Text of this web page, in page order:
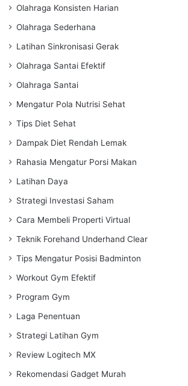
Olahraga Konsisten Harian
Olahraga Sederhana
Latihan Sinkronisasi Gerak
Olahraga Santai Efektif
Olahraga Santai
Mengatur Pola Nutrisi Sehat
Tips Diet Sehat
Dampak Diet Rendah Lemak
Rahasia Mengatur Porsi Makan
Latihan Daya
Strategi Investasi Saham
Cara Membeli Properti Virtual
Teknik Forehand Underhand Clear
Tips Mengatur Posisi Badminton
Workout Gym Efektif
Program Gym
Laga Penentuan
Strategi Latihan Gym
Review Logitech MX
Rekomendasi Gadget Murah